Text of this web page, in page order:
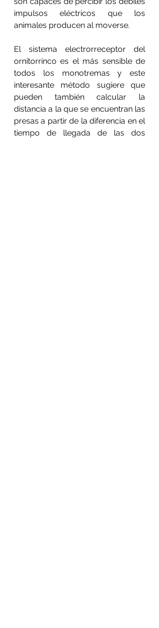
impulsos eléctricos que los
animales producen al moverse.
El sistema electrorreceptor del
ornitorrinco es el más sensible de
todos los monotremas y este
interesante método sugiere que
pueden también calcular la
distancia a la que se encuentran las
presas a partir de la diferencia en el
tiempo de llegada de las dos